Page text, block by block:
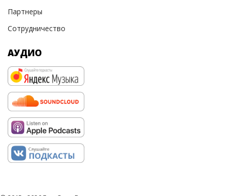
Партнеры
Сотрудничество
АУДИО